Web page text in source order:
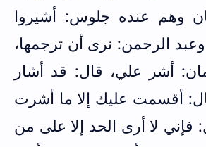
وهم عنده جلوس: أشيروا
الرحمن: نرى أن ترجمها،
أشر علي، قال: قد أشار
أقسمت عليك إلا ما أشرت
فإني لا أرى الحد إلا على من